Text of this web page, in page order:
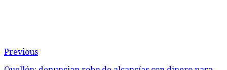
Previous